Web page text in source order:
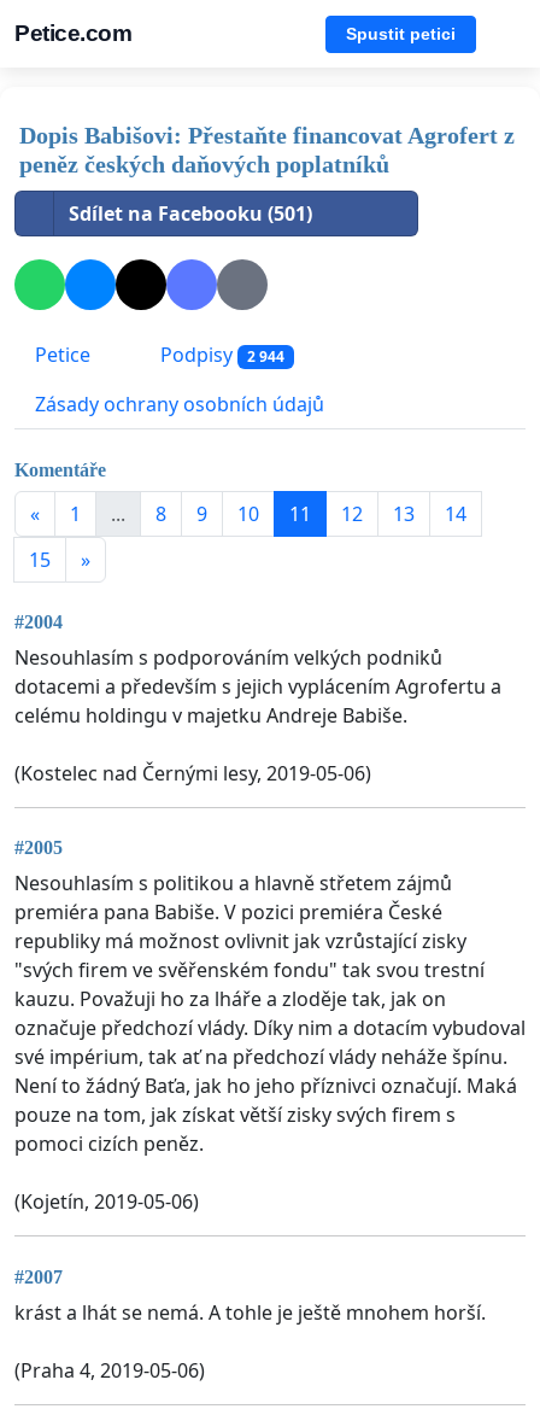
Petice.com Spustit petici
Dopis Babišovi: Přestaňte financovat Agrofert z
peněz českých daňových poplatníků
Sdílet na Facebooku (501)
Petice Podpisy 2 944
Zásady ochrany osobních údajů
Komentáře
« 1 ... 8 9 10 11 12 13
14
15
»
#2004
Nesouhlasím s podporováním velkých podniků
dotacemi a především s jejich vyplácením Agrofertu a
celému holdingu v majetku Andreje Babiše.
(Kostelec nad Černými lesy, 2019-05-06)
#2005
Nesouhlasím s politikou a hlavně střetem zájmů
premiéra pana Babiše. V pozici premiéra České
republiky má možnost ovlivnit jak vzrůstající zisky
"svých firem ve svěřenském fondu" tak svou trestní
kauzu. Považuji ho za lháře a zloděje tak, jak on
označuje předchozí vlády. Díky nim a dotacím vybudoval
své impérium, tak ať na předchozí vlády neháže špínu.
Není to žádný Baťa, jak ho jeho příznivci označují. Maká
pouze na tom, jak získat větší zisky svých firem s
pomoci cizích peněz.
(Kojetín, 2019-05-06)
#2007
krást a lhát se nemá. A tohle je ještě mnohem horší.
(Praha 4, 2019-05-06)